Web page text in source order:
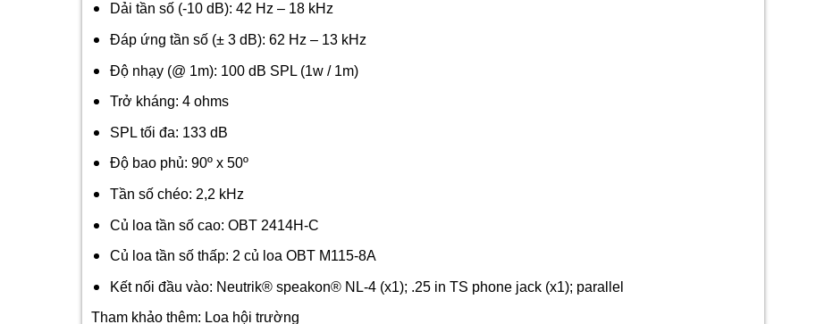
Dải tần số (-10 dB): 42 Hz – 18 kHz
Đáp ứng tần số (± 3 dB): 62 Hz – 13 kHz
Độ nhạy (@ 1m): 100 dB SPL (1w / 1m)
Trở kháng: 4 ohms
SPL tối đa: 133 dB
Độ bao phủ: 90º x 50º
Tần số chéo: 2,2 kHz
Củ loa tần số cao: OBT 2414H-C
Củ loa tần số thấp: 2 củ loa OBT M115-8A
Kết nối đầu vào: Neutrik® speakon® NL-4 (x1); .25 in TS phone jack (x1); parallel
Tham khảo thêm: Loa hội trường